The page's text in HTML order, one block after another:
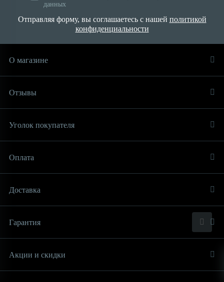
данных
Отправляя форму, вы соглашаетесь с нашей политикой
конфиденциальности
О магазине
Отзывы
Уголок покупателя
Оплата
Доставка
Гарантия
Акции и скидки